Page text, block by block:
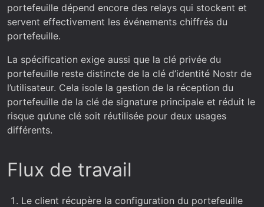
portefeuille dépend encore des relays qui stockent et
servent effectivement les événements chiffrés du
portefeuille.
La spécification exige aussi que la clé privée du
portefeuille reste distincte de la clé d’identité Nostr de
l’utilisateur. Cela isole la gestion de la réception du
portefeuille de la clé de signature principale et réduit le
risque qu’une clé soit réutilisée pour deux usages
différents.
Flux de travail
Le client récupère la configuration du portefeuille